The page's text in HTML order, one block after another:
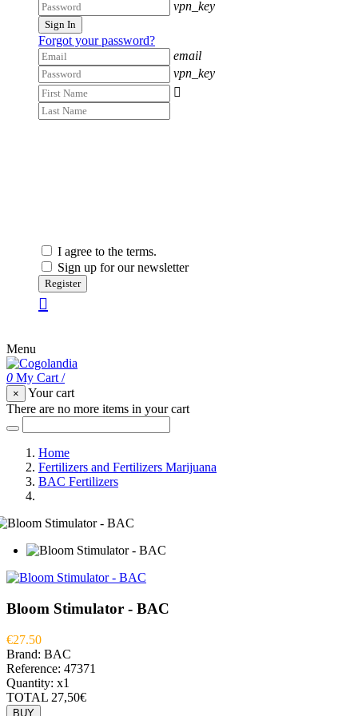
vpn_key
Sign In
Forgot your password?
email
vpn_key

I agree to the terms.
Sign up for our newsletter
Register
Menu
0 My Cart /
×
Your cart
There are no more items in your cart
Home
Fertilizers and Fertilizers Marijuana
BAC Fertilizers
Bloom Stimulator - BAC
€27.50
Brand: BAC
Reference: 47371
Quantity: x1
TOTAL 27,50€
BUY